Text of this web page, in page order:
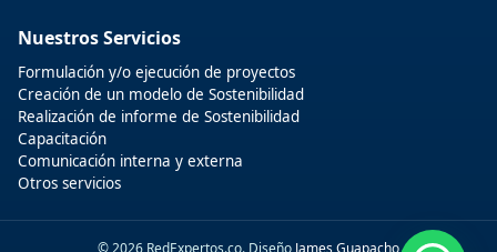
Nuestros Servicios
Formulación y/o ejecución de proyectos
Creación de un modelo de Sostenibilidad
Realización de informe de Sostenibilidad
Capacitación
Comunicación interna y externa
Otros servicios